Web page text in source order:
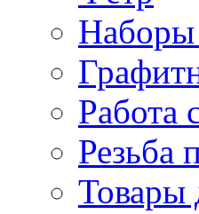
Наборы
Работа
Резьба
Товары